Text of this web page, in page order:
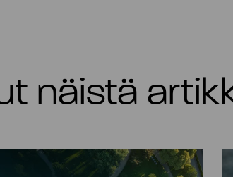
näistä